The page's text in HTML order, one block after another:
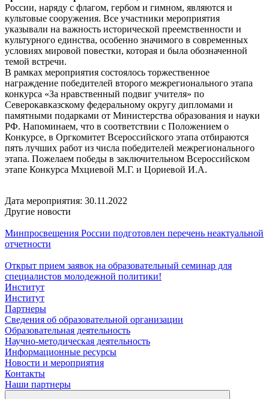
России, наряду с флагом, гербом и гимном, являются и
культовые сооружения. Все участники мероприятия
указывали на важность исторической преемственности и
культурного единства, особенно значимого в современных
условиях мировой повестки, которая и была обозначенной
темой встречи.
В рамках мероприятия состоялось торжественное
награждение победителей второго межрегионального этапа
конкурса «За нравственный подвиг учителя» по
Северокавказскому федеральному округу дипломами и
памятными подарками от Министерства образования и науки
РФ. Напоминаем, что в соответствии с Положением о
Конкурсе, в Оргкомитет Всероссийского этапа отбираются
пять лучших работ из числа победителей межрегионального
этапа. Пожелаем победы в заключительном Всероссийском
этапе Конкурса Мхциевой М.Г. и Цориевой И.А.
Дата мероприятия: 30.11.2022
Другие новости
Минпросвещения России подготовлен перечень неактуальной
отчетности
Открыт прием заявок на образовательный семинар для
специалистов молодежной политики!
Институт
Институт
Партнеры
Сведения об образовательной организации
Образовательная деятельность
Научно-методическая деятельность
Информационные ресурсы
Новости и мероприятия
Контакты
Наши партнеры